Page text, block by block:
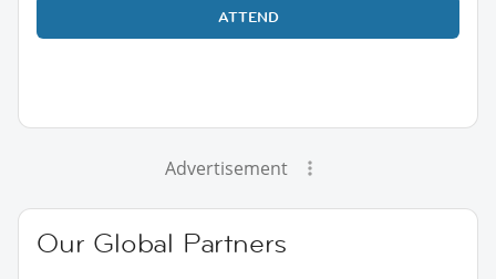
ATTEND
Advertisement
Our Global Partners